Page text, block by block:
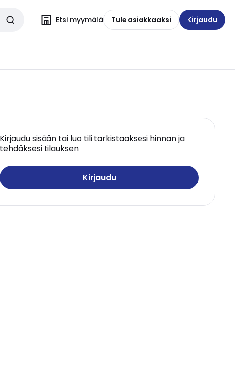
Etsi myymälä Tule asiakkaaksi Kirjaudu
Kirjaudu sisään tai luo tili tarkistaaksesi hinnan ja
tehdäksesi tilauksen
Kirjaudu